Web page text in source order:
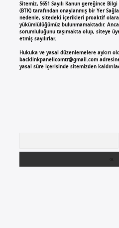
Sitemiz, 5651 Sayılı Kanun gereğince
(BTK) tarafından onaylanmış bir Yer
nedenle, sitedeki içerikleri proaktif
yükümlülüğümüz bulunmamaktadır.
sorumluluğunu taşımakta olup, siteye
etmiş sayılırlar.
Hukuka ve yasal düzenlemelere aykırı
backlinkpanelicomtr@gmail.com
yasal süre içerisinde sitemizden